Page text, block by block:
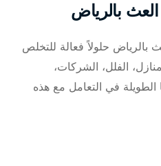
بالرياض
حلولاً فعالة للتخلص
الفلل، الشركات،
الطويلة في التعامل مع هذه